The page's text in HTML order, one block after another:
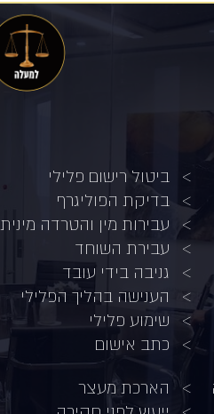
ביטול רישום פלילי
בדיקת הפוליגרף
עבירות מין והטרדה מינית
עבירת השוחד
גניבה בידי עובד
הענישה בהליך הפלילי
שימוע פלילי
כתב אישום
הארכת מעצר